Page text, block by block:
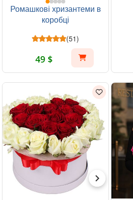
Ромашкові хризантеми в
коробці
(51)
49 $